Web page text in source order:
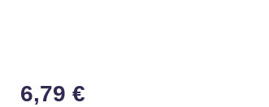
Regulärer Preis:
6,79 €